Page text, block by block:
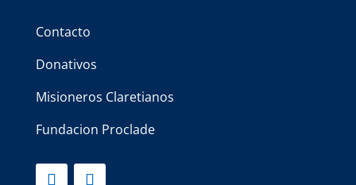
Contacto
Donativos
Misioneros Claretianos
Fundacion Proclade